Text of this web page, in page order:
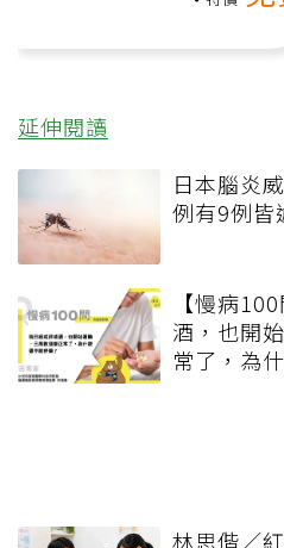
延伸閱讀
日本腦炎
例有9例皆
【慢病
酒，也開
常了，為
林思偕／